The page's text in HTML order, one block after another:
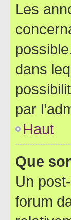
Les
dans
par
Haut
Que
Un
forum